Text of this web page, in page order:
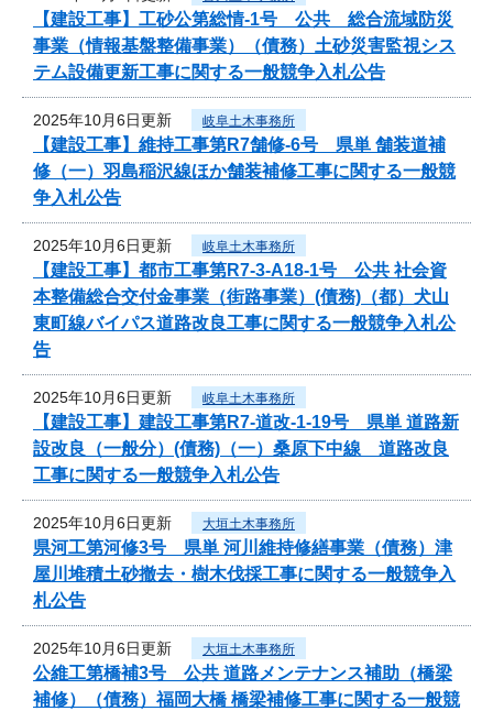
【建設工事】工砂公第総情-1号 公共 総合流域防災
事業（情報基盤整備事業）（債務）土砂災害監視シス
テム設備更新工事に関する一般競争入札公告
2025年10月6日更新 岐阜土木事務所
【建設工事】維持工事第R7舗修-6号 県単 舗装道補
修（一）羽島稲沢線ほか舗装補修工事に関する一般競
争入札公告
2025年10月6日更新 岐阜土木事務所
【建設工事】都市工事第R7-3-A18-1号 公共 社会資
本整備総合交付金事業（街路事業）(債務)（都）犬山
東町線バイパス道路改良工事に関する一般競争入札公
告
2025年10月6日更新 岐阜土木事務所
【建設工事】建設工事第R7-道改-1-19号 県単 道路新
設改良（一般分）(債務)（一）桑原下中線 道路改良
工事に関する一般競争入札公告
2025年10月6日更新 大垣土木事務所
県河工第河修3号 県単 河川維持修繕事業（債務）津
屋川堆積土砂撤去・樹木伐採工事に関する一般競争入
札公告
2025年10月6日更新 大垣土木事務所
公維工第橋補3号 公共 道路メンテナンス補助（橋梁
補修）（債務）福岡大橋 橋梁補修工事に関する一般競